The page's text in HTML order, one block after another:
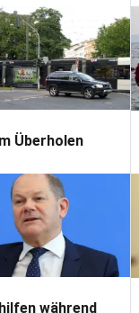
Überholen
während